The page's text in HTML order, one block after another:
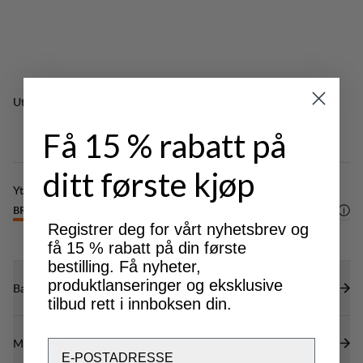
Utmerket for
Ytelse
BREATHABILITY
Bærekraftsegenskaper
Materialer
Få 15 % rabatt på
ditt første kjøp
Registrer deg for vårt nyhetsbrev og
få 15 % rabatt på din første
bestilling. Få nyheter,
produktlanseringer og eksklusive
tilbud rett i innboksen din.